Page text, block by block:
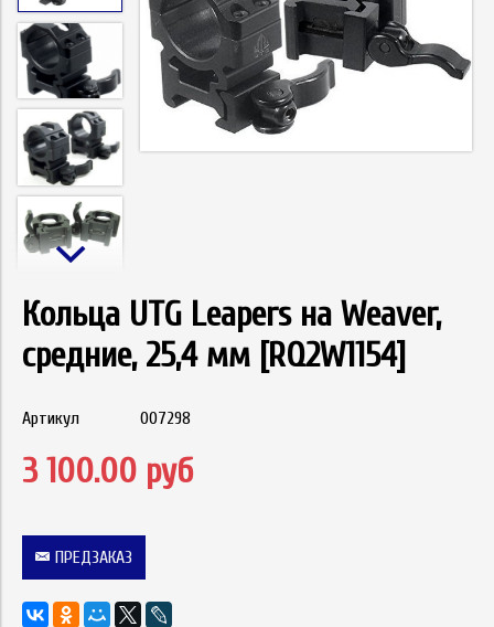
Кольца UTG Leapers на Weaver,
средние, 25,4 мм [RQ2W1154]
Артикул 007298
3 100.00 руб
ПРЕДЗАКАЗ